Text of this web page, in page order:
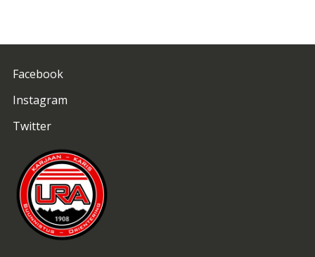
Facebook
Instagram
Twitter